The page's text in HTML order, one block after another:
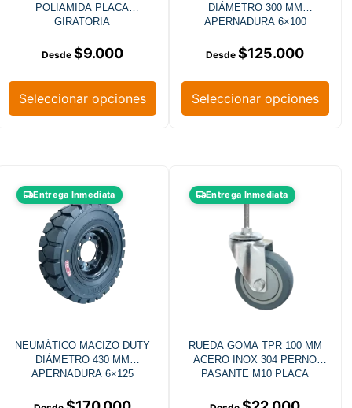
POLIAMIDA PLACA
GIRATORIA
$9.000
Seleccionar opciones
DIÁMETRO 300 MM
APERNADURA 6×100
$125.000
Seleccionar opciones
Entrega Inmediata
NEUMÁTICO MACIZO DUTY
DIÁMETRO 430 MM
APERNADURA 6×125
Entrega Inmediata
RUEDA GOMA TPR 100 MM
ACERO INOX 304 PERNO
PASANTE M10 PLACA